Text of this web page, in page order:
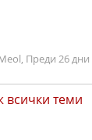
Преди 26 дни
всички теми